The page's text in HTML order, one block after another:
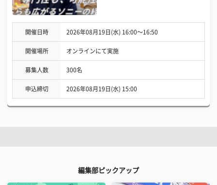
開催日時 2026年08月19日(水) 16:00〜16:50
開催場所 オンラインにて実施
募集人数 300名
申込締切 2026年08月19日(水) 15:00
編集部ピックアップ